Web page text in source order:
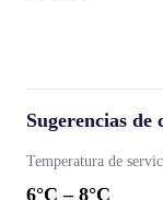
Sugerencias de
Temperatura de
6°C – 8°C